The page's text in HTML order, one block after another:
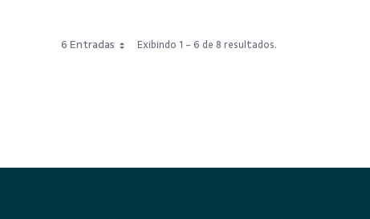
6 Entradas Exibindo 1 - 6 de 8 resultados.